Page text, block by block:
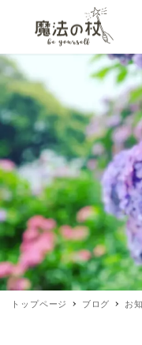
トップページ ブログ お